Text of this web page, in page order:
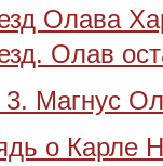
Олава
Олав
3. Магнус
о Карле